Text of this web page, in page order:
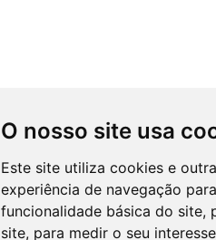
O nosso site usa
Este site utiliza cookies e
experiência de navegação
funcionalidade básica do site,
site, para medir o seu